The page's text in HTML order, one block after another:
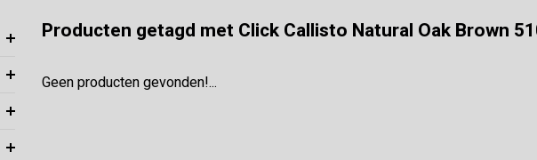
Producten getagd met Click Callisto Natural Oak Brown
Geen producten gevonden!...